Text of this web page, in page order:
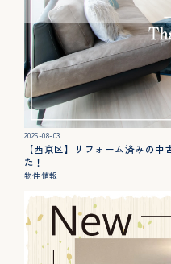
2026-08-03
【西京区】リフォーム済みの
た！
物件情報